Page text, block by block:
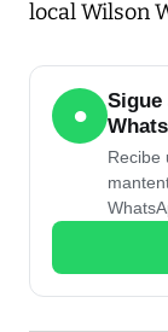
local Wilson
●
Sigue
Recibe